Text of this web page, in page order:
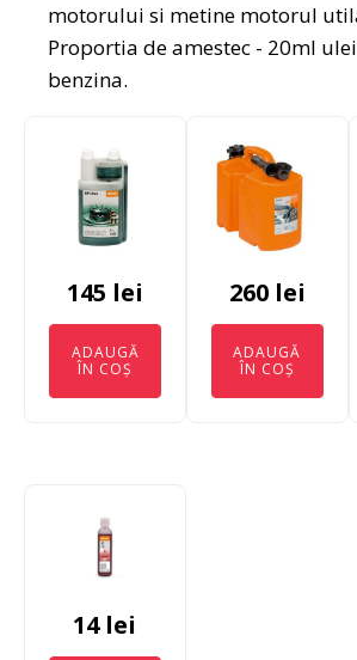
motorului si metine motorul
Proportia de amestec - 20ml
benzina.
145 lei
ADAUGĂ
ÎN COȘ
260 lei
ADAUGĂ
ÎN COȘ
14 lei